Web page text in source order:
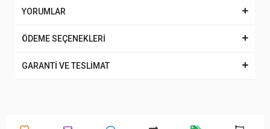
YORUMLAR
ÖDEME SEÇENEKLERİ
GARANTİ VE TESLİMAT